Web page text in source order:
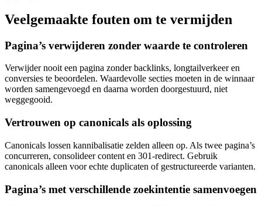
Veelgemaakte fouten om te vermijden
Pagina’s verwijderen zonder waarde te controleren
Verwijder nooit een pagina zonder backlinks, longtailverkeer en
conversies te beoordelen. Waardevolle secties moeten in de winnaar
worden samengevoegd en daarna worden doorgestuurd, niet
weggegooid.
Vertrouwen op canonicals als oplossing
Canonicals lossen kannibalisatie zelden alleen op. Als twee pagina’s
concurreren, consolideer content en 301-redirect. Gebruik
canonicals alleen voor echte duplicaten of gestructureerde varianten.
Pagina’s met verschillende zoekintentie samenvoegen